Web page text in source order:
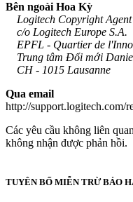
Bên ngoài Hoa Kỳ
Logitech Copyright Agent
c/o Logitech Europe S.A.
EPFL - Quartier de
Trung tâm Đổi mới
CH - 1015 Lausanne
Qua email
http://support.logitech.com/
Các yêu cầu không liên
không nhận được phản hồi.
TUYÊN BỐ MIỄN TRỪ BẢO